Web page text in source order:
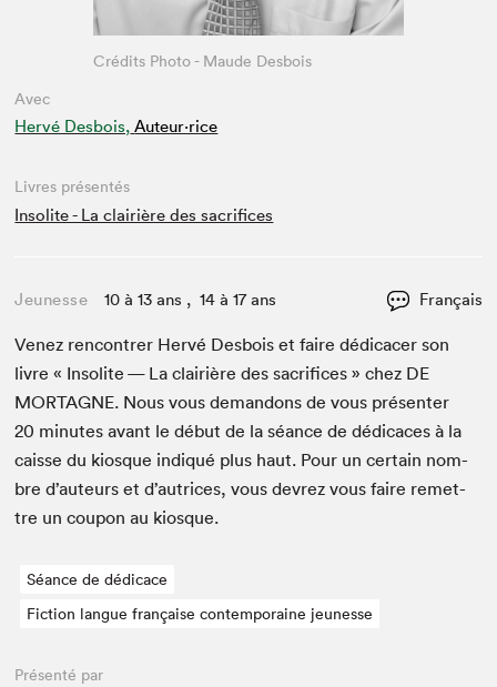
Avec
Hervé Desbois, Auteur·rice
Crédits Photo - Maude Desbois
Livres présentés
Insolite - La clairière des sacrifices
Jeunesse 10 à 13 ans , 14 à 17 ans Français
Venez ren­con­tr­er Hervé Des­bois et faire dédi­cac­er son
livre « Inso­lite — La clair­ière des sac­ri­fices » chez DE
MORTAGNE. Nous vous deman­dons de vous présen­ter
20 min­utes avant le début de la séance de dédi­caces à la
caisse du kiosque indiqué plus haut. Pour un cer­tain nom­
bre d’auteurs et d’autrices, vous devrez vous faire remet­
tre un coupon au kiosque.
Séance de dédicace
Fiction langue française contemporaine jeunesse
Présenté par